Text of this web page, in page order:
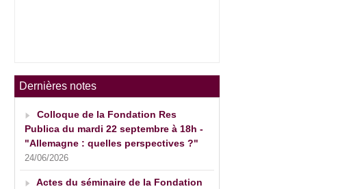
Dernières notes
Colloque de la Fondation Res
Publica du mardi 22 septembre à 18h -
"Allemagne : quelles perspectives ?"
24/06/2026
Actes du séminaire de la Fondation